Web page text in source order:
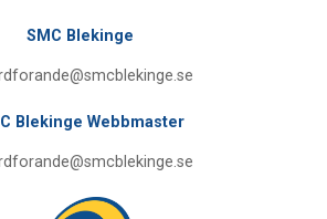
SMC Blekinge
Blekinge Webbmaster